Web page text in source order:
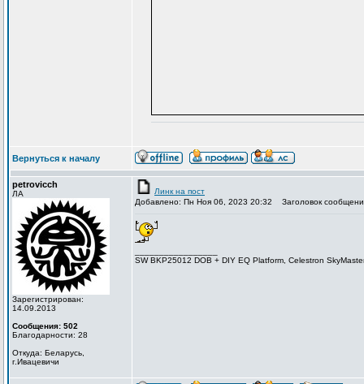
Вернуться к началу
petrovicch
ЛА
Зарегистрирован:
14.09.2013
Сообщения: 502
Благодарности: 28
Откуда: Беларусь,
г.Ивацевичи
Линк на пост
Добавлено: Пн Ноя 06, 2023 20:32
Заголовок
SW BKP25012 DOB + DIY EQ Platform, Celestron